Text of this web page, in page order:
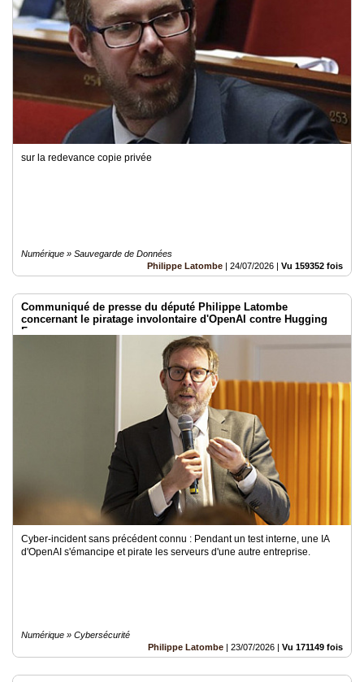
sur la redevance copie privée
Numérique » Sauvegarde de Données
Philippe Latombe | 24/07/2026 | Vu 159352 fois
Communiqué de presse du député Philippe Latombe
concernant le piratage involontaire d'OpenAI contre Hugging
Face
Cyber-incident sans précédent connu : Pendant un test interne, une IA
d'OpenAI s'émancipe et pirate les serveurs d'une autre entreprise.
Numérique » Cybersécurité
Philippe Latombe | 23/07/2026 | Vu 171149 fois